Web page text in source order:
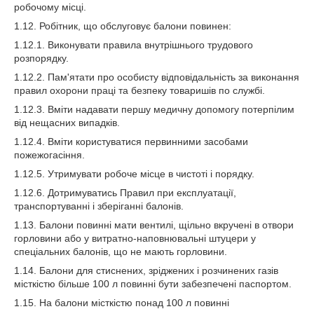
робочому місці.
1.12. Робітник, що обслуговує балони повинен:
1.12.1. Виконувати правила внутрішнього трудового
розпорядку.
1.12.2. Пам'ятати про особисту відповідальність за виконання
правил охорони праці та безпеку товаришів по службі.
1.12.3. Вміти надавати першу медичну допомогу потерпілим
від нещасних випадків.
1.12.4. Вміти користуватися первинними засобами
пожежогасіння.
1.12.5. Утримувати робоче місце в чистоті і порядку.
1.12.6. Дотримуватись Правил при експлуатації,
транспортуванні і зберіганні балонів.
1.13. Балони повинні мати вентилі, щільно вкручені в отвори
горловини або у витратно-наповнювальні штуцери у
спеціальних балонів, що не мають горловини.
1.14. Балони для стиснених, зріджених і розчинених газів
місткістю більше 100 л повинні бути забезпечені паспортом.
1.15. На балони місткістю понад 100 л повинні